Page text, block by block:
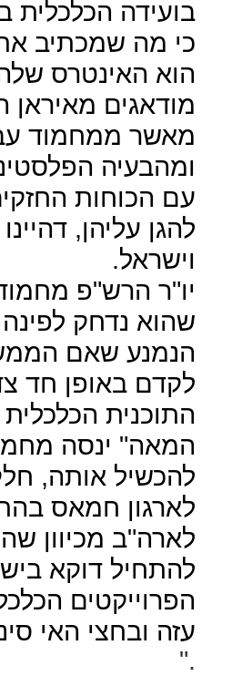
בועידה הכלכלית
כי מה שמכתיב
הוא האינטרס
מודאגים מאיראן
מאשר ממחמוד
ומהבעיה
עם הכוחות
להגן עליהן,
וישראל.
יו"ר הרש"פ
שהוא נדחק לפינה
הנמנע שאם
לקדם באופן חד
התוכנית
המאה" ינסה
להכשיל אותה,
לארגון חמאס
לארה"ב מכיוון
להתחיל דוקא
הפרוייקטים
עזה ובחצי האי
".